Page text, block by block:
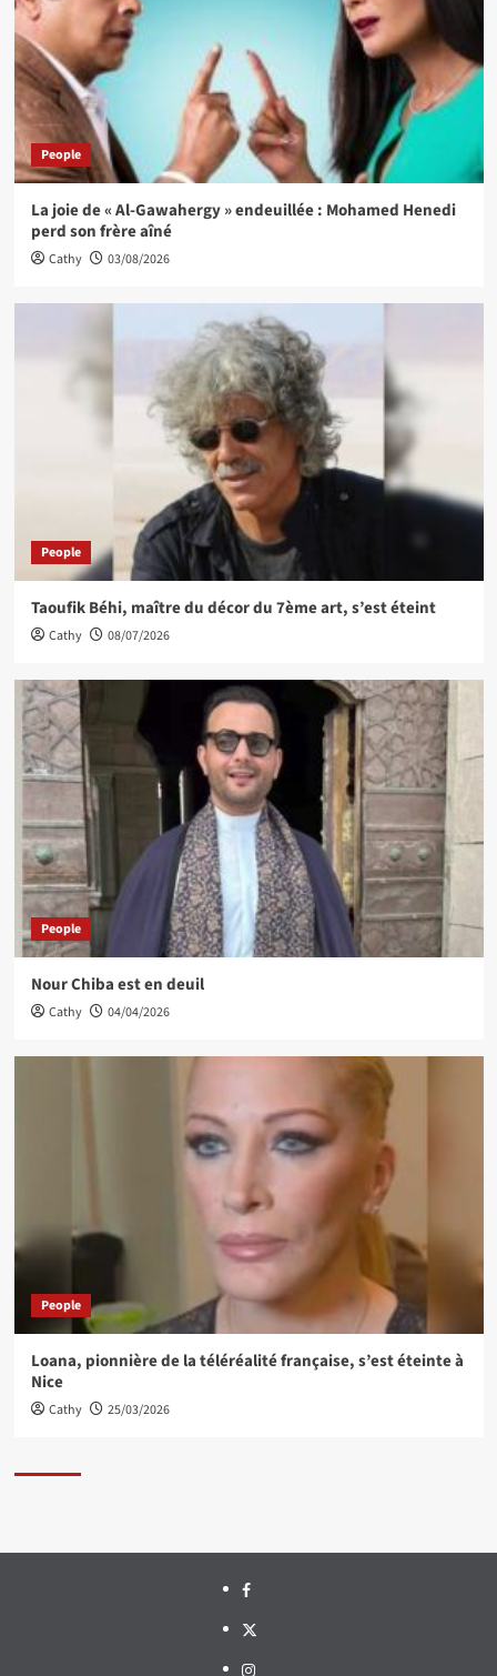
People
La joie de « Al-Gawahergy » endeuillée : Mohamed Henedi
perd son frère aîné
Cathy 03/08/2026
People
Taoufik Béhi, maître du décor du 7ème art, s’est éteint
Cathy 08/07/2026
People
Nour Chiba est en deuil
Cathy 04/04/2026
People
Loana, pionnière de la téléréalité française, s’est éteinte à
Nice
Cathy 25/03/2026
Facebook
Twitter
Instagram